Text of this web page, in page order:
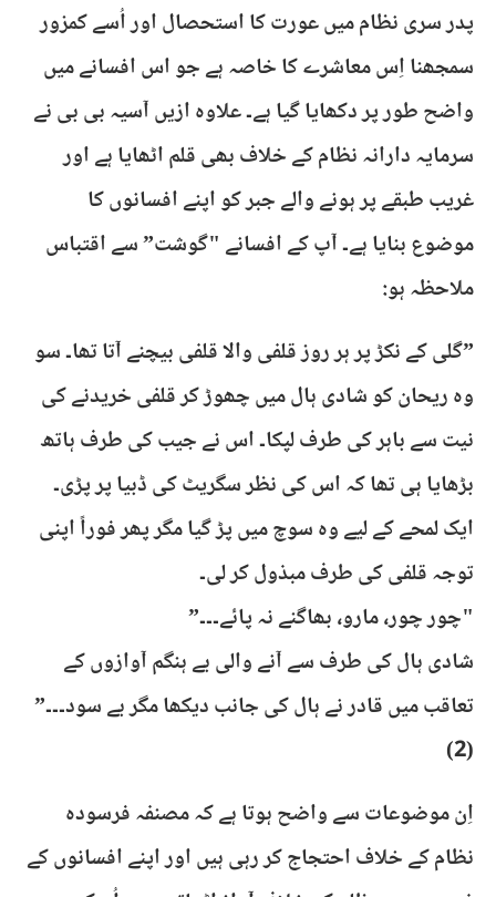
پدر سری نظام میں عورت کا استحصال اور اُسے کمزور
سمجھنا اِس معاشرے کا خاصہ ہے جو اس افسانے میں
واضح طور پر دکھایا گیا ہے۔ علاوہ ازیں آسیہ بی بی نے
سرمایہ دارانہ نظام کے خلاف بھی قلم اٹھایا ہے اور
غریب طبقے پر ہونے والے جبر کو اپنے افسانوں کا
موضوع بنایا ہے۔ آپ کے افسانے "گوشت” سے اقتباس
ملاحظہ ہو:
​”گلی کے نکڑ پر ہر روز قلفی والا قلفی بیچنے آتا تھا۔ سو
وہ ریحان کو شادی ہال میں چھوڑ کر قلفی خریدنے کی
نیت سے باہر کی طرف لپکا۔ اس نے جیب کی طرف ہاتھ
بڑھایا ہی تھا کہ اس کی نظر سگریٹ کی ڈبیا پر پڑی۔
ایک لمحے کے لیے وہ سوچ میں پڑ گیا مگر پھر فوراً اپنی
توجہ قلفی کی طرف مبذول کر لی۔
"چور چور، مارو، بھاگنے نہ پائے۔۔۔”
شادی ہال کی طرف سے آنے والی بے ہنگم آوازوں کے
تعاقب میں قادر نے ہال کی جانب دیکھا مگر بے سود۔۔۔”
(2)
​اِن موضوعات سے واضح ہوتا ہے کہ مصنفہ فرسودہ
نظام کے خلاف احتجاج کر رہی ہیں اور اپنے افسانوں کے